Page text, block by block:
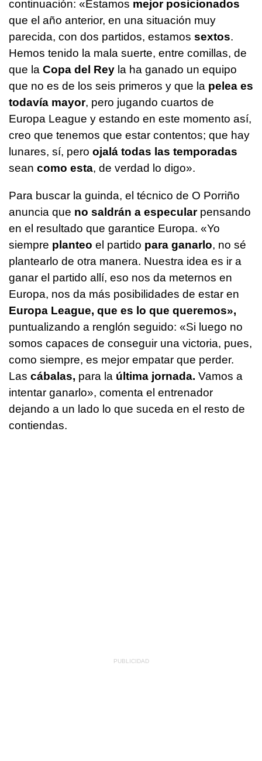
continuación: «Estamos mejor posicionados
que el año anterior, en una situación muy
parecida, con dos partidos, estamos sextos.
Hemos tenido la mala suerte, entre comillas, de
que la Copa del Rey la ha ganado un equipo
que no es de los seis primeros y que la pelea es
todavía mayor, pero jugando cuartos de
Europa League y estando en este momento así,
creo que tenemos que estar contentos; que hay
lunares, sí, pero ojalá todas las temporadas
sean como esta, de verdad lo digo».
Para buscar la guinda, el técnico de O Porriño
anuncia que no saldrán a especularpensando
en el resultado que garantice Europa. «Yo
siempre planteo el partido para ganarlo, no sé
plantearlo de otra manera. Nuestra idea es ir a
ganar el partido allí, eso nos da meternos en
Europa, nos da más posibilidades de estar en
Europa League, que es lo que queremos»,
puntualizando a renglón seguido: «Si luego no
somos capaces de conseguir una victoria, pues,
como siempre, es mejor empatar que perder.
Las cábalas, para la última jornada. Vamos a
intentar ganarlo», comenta el entrenador
dejando a un lado lo que suceda en el resto de
contiendas.